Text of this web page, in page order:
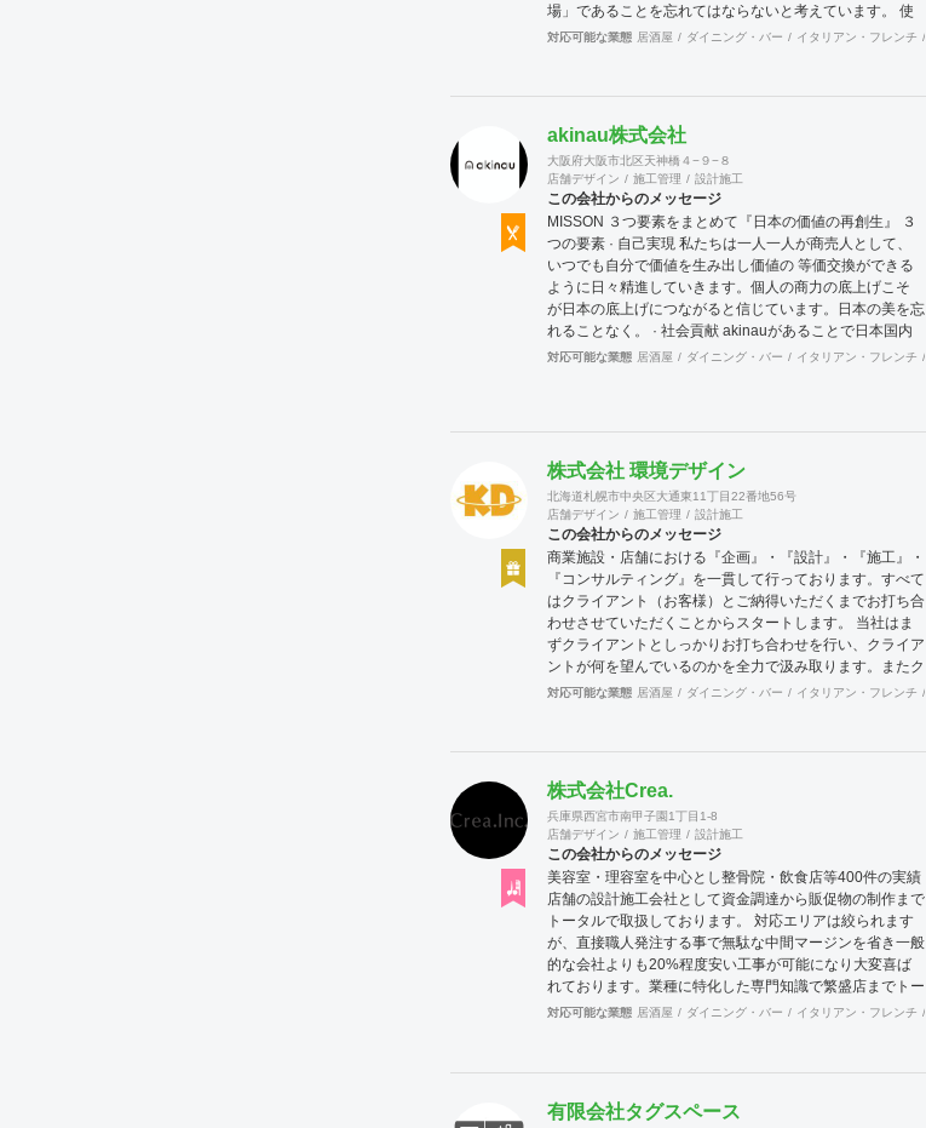
場」であることを忘れてはならないと考えています。 使
いやすく、そして居心地がよく、時代の流れに左右されな
業をそなえており、テナント・出店地選びや資金調達から
ご相談ください。
対応可能な業態 居酒屋 ダイニング・バー イタリアン・フレンチ
akinau株式会社
大阪府大阪市北区天神橋４−９−８
店舗デザイン
施工管理 設計施工
この会社からのメッセージ
MISSON ３つ要素をまとめて『日本の価値の再創生』 ３
つの要素 · 自己実現 私たちは一人一人が商売人として、
いつでも自分で価値を生み出し価値の 等価交換ができる
ように日々精進していきます。個人の商力の底上げこそ
が日本の底上げにつながると信じています。日本の美を忘
れることなく。 · 社会貢献 akinauがあることで日本国内
の価値を拡充します。そして世界に誇れる 国として日本
並行して売り上げも追求します。理由は自社だけでなくそ
れに関係する 全ての会社や人々にも売り上げをつくるこ
とでお金というものをめぐる ように行動します。 社会に
たくされた使命 今の日本は世界的にも元気がない。これ
は自分本意に人生をまっとうできない人たちが多く存在す
るからであると想像できる。今社会で必要とされる人材、
主体性をもって自身の考えで行動できる。夢を大きく持っ
て日々の鍛錬を怠らない。人を育て明るい未来の日本をつ
くりだす。 VISSON 『商うをおもしろく。』 誰に? 自分
のもっている素質、他にはできないこと、その本質をみつ
気づいていないあなたに送る。 何を? 誰しもその人しか
にできるのだから。 どうやって? akinauは人生100年100
事業を掲げて100年続くような商いを生み出し続けてい
く。そのヒントは社内だけではなく関係する全ての人と考
えて創り出す。そのためにakinautalkなど会話のなかから
発生するおもしろアイデアを尊重し、実行しつづけてい
く。 コンセプト ビジョンと顧客が身近に感じれるよう
に
対応可能な業態 居酒屋 ダイニング・バー イタリアン・フレンチ
株式会社 環境デザイン
北海道札幌市中央区大通東11丁目22番地56号
店舗デザイン
施工管理 設計施工
この会社からのメッセージ
商業施設・店舗における『企画』・『設計』・『施工』・
『コンサルティング』を一貫して行っております。すべて
はクライアント（お客様）とご納得いただくまでお打ち合
わせさせていただくことからスタートします。 当社はま
ずクライアントとしっかりお打ち合わせを行い、クライア
ントが何を望んでいるのかを全力で汲み取ります。またク
ライアントが思い描いていることをどのように表現してい
提案いたします。
対応可能な業態 居酒屋 ダイニング・バー イタリアン・フレンチ
株式会社Crea.
兵庫県西宮市南甲子園1丁目1-8
店舗デザイン
施工管理 設計施工
この会社からのメッセージ
美容室・理容室を中心とし整骨院・飲食店等400件の実績
店舗の設計施工会社として資金調達から販促物の制作まで
トータルで取扱しております。 対応エリアは絞られます
が、直接職人発注する事で無駄な中間マージンを省き一般
的な会社よりも20%程度安い工事が可能になり大変喜ば
れております。業種に特化した専門知識で繁盛店までトー
タルサポートさせていただきます。
対応可能な業態 居酒屋 ダイニング・バー イタリアン・フレンチ
有限会社タグスペース